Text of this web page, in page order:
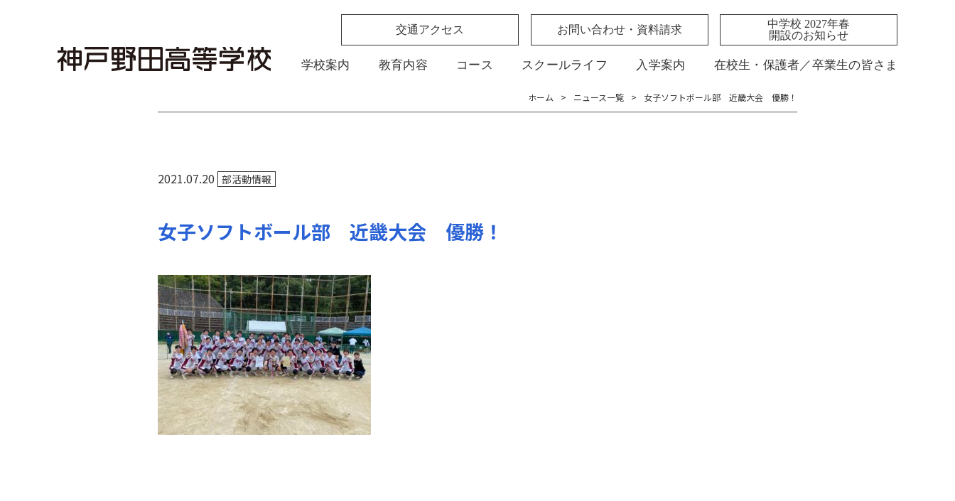
交通アクセス お問い合わせ・資料請求
中学校 2027年春
開設のお知らせ
学校案内 教育内容 コース スクールライフ 入学案内 在校生・保護者／卒業生の皆さま
ホーム > ニュース一覧 > 女子ソフトボール部 近畿大会 優勝！
2021.07.20 部活動情報
女子ソフトボール部 近畿大会 優勝！